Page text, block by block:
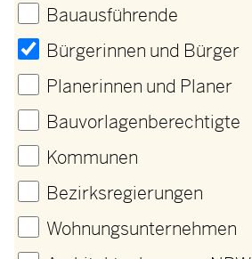
Bauausführende
Bürgerinnen und Bürger
Planerinnen und Planer
Bauvorlagenberechtigte
Kommunen
Bezirksregierungen
Wohnungsunternehmen